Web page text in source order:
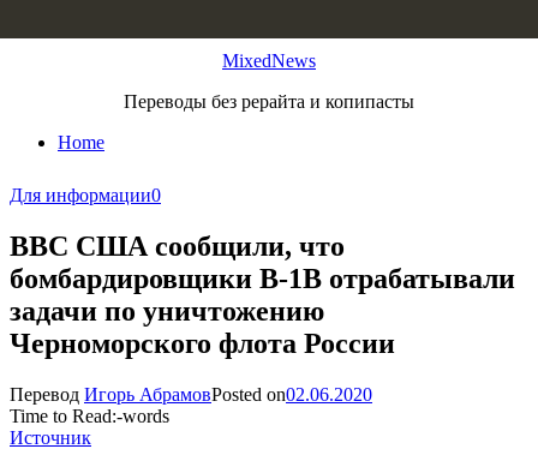
MixedNews
Переводы без рерайта и копипасты
Home
Для информации0
ВВС США сообщили, что
бомбардировщики В-1В отрабатывали
задачи по уничтожению
Черноморского флота России
Перевод Игорь АбрамовPosted on02.06.2020
Time to Read:-words
Источник